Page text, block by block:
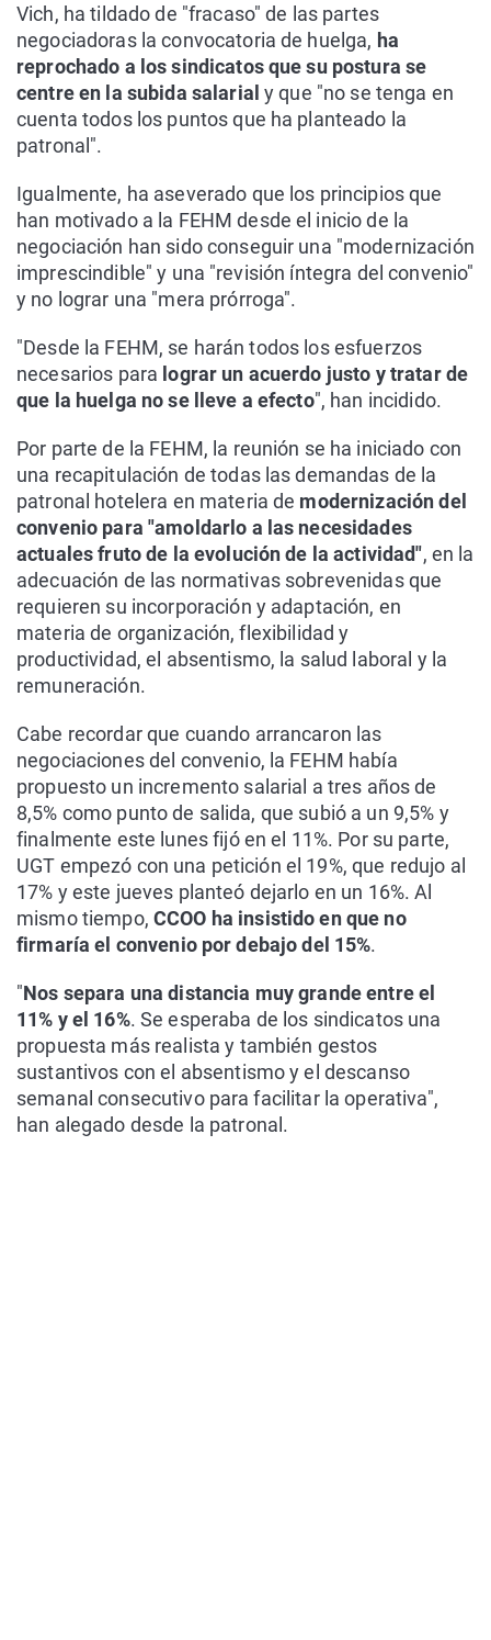
Vich, ha tildado de "fracaso" de las partes
negociadoras la convocatoria de huelga, ha
reprochado a los sindicatos que su postura se
centre en la subida salarial y que "no se tenga en
cuenta todos los puntos que ha planteado la
patronal".
Igualmente, ha aseverado que los principios que
han motivado a la FEHM desde el inicio de la
negociación han sido conseguir una "modernización
imprescindible" y una "revisión íntegra del convenio"
y no lograr una "mera prórroga".
"Desde la FEHM, se harán todos los esfuerzos
necesarios para lograr un acuerdo justo y tratar de
que la huelga no se lleve a efecto", han incidido.
Por parte de la FEHM, la reunión se ha iniciado con
una recapitulación de todas las demandas de la
patronal hotelera en materia de modernización del
convenio para "amoldarlo a las necesidades
actuales fruto de la evolución de la actividad", en la
adecuación de las normativas sobrevenidas que
requieren su incorporación y adaptación, en
materia de organización, flexibilidad y
productividad, el absentismo, la salud laboral y la
remuneración.
Cabe recordar que cuando arrancaron las
negociaciones del convenio, la FEHM había
propuesto un incremento salarial a tres años de
8,5% como punto de salida, que subió a un 9,5% y
finalmente este lunes fijó en el 11%. Por su parte,
UGT empezó con una petición el 19%, que redujo al
17% y este jueves planteó dejarlo en un 16%. Al
mismo tiempo, CCOO ha insistido en que no
firmaría el convenio por debajo del 15%.
"Nos separa una distancia muy grande entre el
11% y el 16%. Se esperaba de los sindicatos una
propuesta más realista y también gestos
sustantivos con el absentismo y el descanso
semanal consecutivo para facilitar la operativa",
han alegado desde la patronal.